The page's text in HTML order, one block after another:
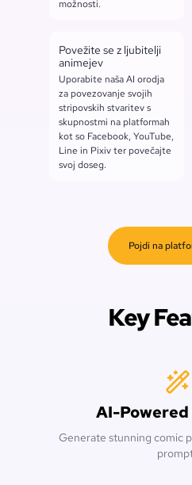
možnosti.
Povežite se z ljubitelji
animejev
Uporabite naša AI orodja
za povezovanje svojih
stripovskih stvaritev s
skupnostmi na platformah
kot so Facebook, YouTube,
Line in Pixiv ter povečajte
svoj doseg.
Pojdi na
Key
AI-
Generate stunning comic